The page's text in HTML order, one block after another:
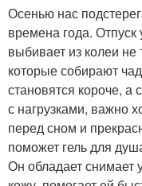
Осенью нас
времена года.
выбивает из колеи не
которые собирают
становятся короче,
с нагрузками, важно
перед сном и
поможет гель для
Он обладает снимает